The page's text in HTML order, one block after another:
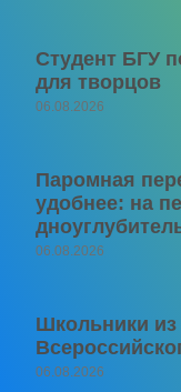
Студент БГУ
для творцов
06.08.2026
Паромная
удобнее: на
06.08.2026
Школьники
06.08.2026